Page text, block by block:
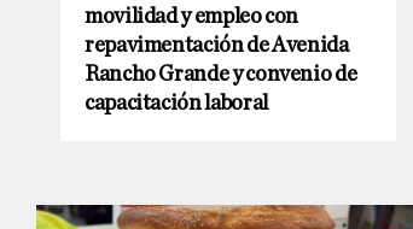
movilidad y empleo con
repavimentación de Avenida
Rancho Grande y convenio de
capacitación laboral